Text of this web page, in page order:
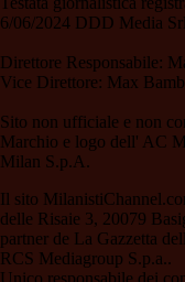
6/06/2024 DDD Media
Direttore Responsabile:
Vice Direttore: Max
Sito non ufficiale e non
Marchio e logo dell' AC
Milan S.p.A.
Il sito
delle Risaie 3, 20079
partner de La Gazzetta
RCS Mediagroup S.p.a..
Unico responsabile dei